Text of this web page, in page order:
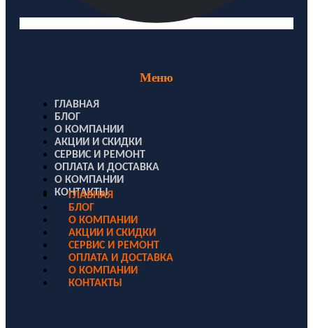
Меню
ГЛАВНАЯ
БЛОГ
О КОМПАНИИ
АКЦИИ И СКИДКИ
СЕРВИС И РЕМОНТ
ОПЛАТА И ДОСТАВКА
О КОМПАНИИ
КОНТАКТЫ
ГЛАВНАЯ
БЛОГ
О КОМПАНИИ
АКЦИИ И СКИДКИ
СЕРВИС И РЕМОНТ
ОПЛАТА И ДОСТАВКА
О КОМПАНИИ
КОНТАКТЫ